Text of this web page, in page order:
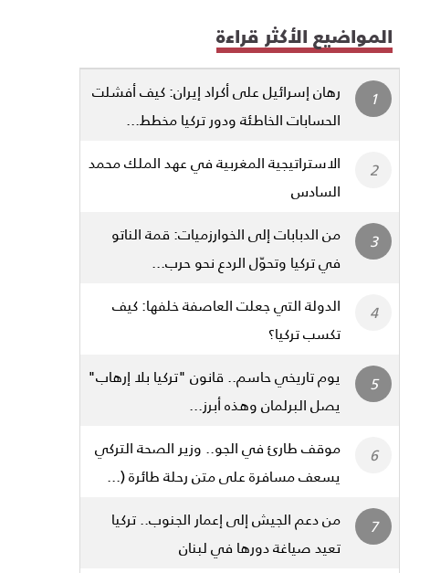
المواضيع الأكثر قراءة
رهان إسرائيل على أكراد إيران: كيف أفشلت
الحسابات الخاطئة ودور تركيا مخطط...
الاستراتيجية المغربية في عهد الملك محمد
السادس
من الدبابات إلى الخوارزميات: قمة الناتو
في تركيا وتحوّل الردع نحو حرب...
الدولة التي جعلت العاصفة خلفها: كيف
تكسب تركيا؟
يوم تاريخي حاسم.. قانون "تركيا بلا إرهاب"
يصل البرلمان وهذه أبرز...
موقف طارئ في الجو.. وزير الصحة التركي
يسعف مسافرة على متن رحلة طائرة (...
من دعم الجيش إلى إعمار الجنوب.. تركيا
تعيد صياغة دورها في لبنان